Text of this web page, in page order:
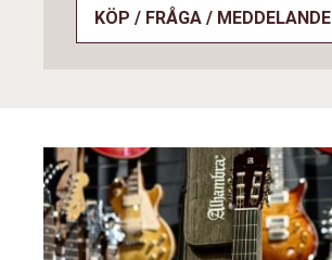
KÖP / FRÅGA / MEDDELANDE